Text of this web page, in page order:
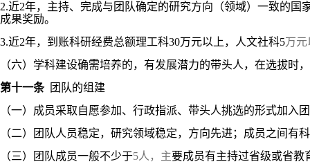
2.近2年，主持、完成与团队确定的研究方向（领域）一致的国
成果奖励。
3.近2年，到账科研经费总额理工科30万元以上，人文社科5万元
（六）学科建设确需培养的，有发展潜力的带头人，在选拔时
第十一条
团队的组建
（一） 成员采取自愿参加、行政指派、带头人挑选的形式加入
（二）
团队人员稳定，研究领域稳定，方向先进；成员之间有
（三）
团队成员一般不少于5人，主要成员有主持过省级或省教